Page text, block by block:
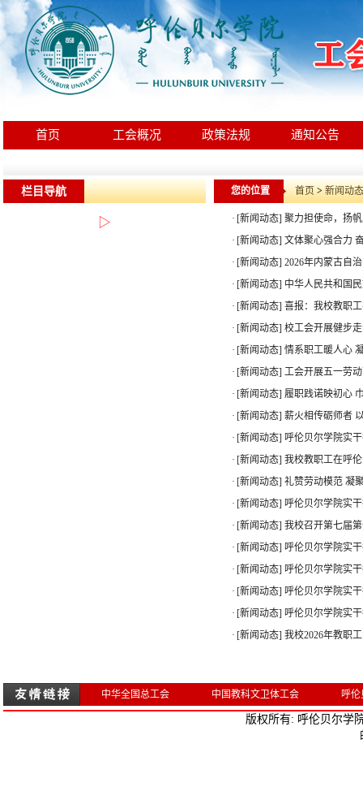
首页 工会概况 政策法规 通知公告
栏目导航
▷
您的位置 首页>新闻动态
· [新闻动态] 聚力担使命，扬
· [新闻动态] 文体聚心强合力
· [新闻动态] 2026年内蒙古自
· [新闻动态] 中华人民共和国
· [新闻动态] 喜报：我校教职
· [新闻动态] 校工会开展健步
· [新闻动态] 情系职工暖人心
· [新闻动态] 工会开展五一劳
· [新闻动态] 履职践诺映初心
· [新闻动态] 薪火相传砺师者
· [新闻动态] 呼伦贝尔学院实
· [新闻动态] 我校教职工在呼
· [新闻动态] 礼赞劳动模范 凝
· [新闻动态] 呼伦贝尔学院实
· [新闻动态] 我校召开第七届
· [新闻动态] 呼伦贝尔学院实
· [新闻动态] 呼伦贝尔学院实
· [新闻动态] 呼伦贝尔学院实
· [新闻动态] 呼伦贝尔学院实
· [新闻动态] 我校2026年教职
中华全国总工会 中国教科文卫体工会 呼伦
版权所有: 呼伦贝尔学